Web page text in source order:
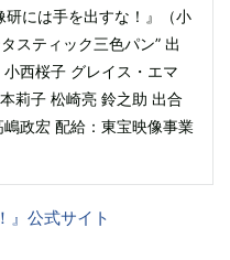
には手を出すな！』（小
スティック三色パン” 出
西桜子 グレイス・エマ
莉子 松崎亮 鈴之助 出合
政宏 配給：東宝映像事業
』公式サイト